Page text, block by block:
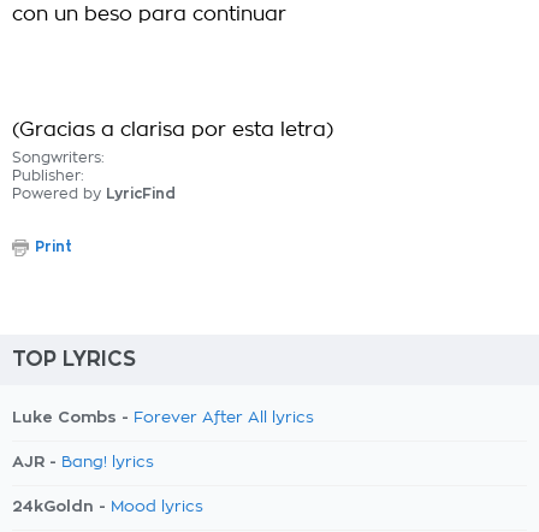
con un beso para continuar
(Gracias a clarisa por esta letra)
Songwriters:
Publisher:
Powered by LyricFind
Print
TOP LYRICS
Luke Combs - Forever After All lyrics
AJR - Bang! lyrics
24kGoldn - Mood lyrics